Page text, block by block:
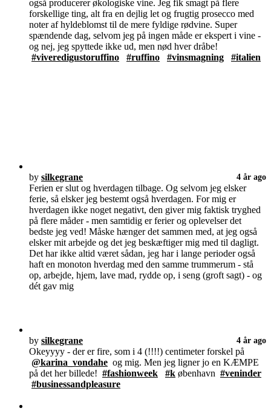
også producerer økologiske vine. Jeg fik smagt på flere
forskellige ting, alt fra en dejlig let og frugtig prosecco med
noter af hyldeblomst til de mere fyldige rødvine. Super
spændende dag, selvom jeg på ingen måde er ekspert i vine -
og nej, jeg spyttede ikke ud, men nød hver dråbe!
#viveredigustoruffino
#ruffino #vinsmagning #italien
by silkegrane 4 år ago
Ferien er slut og hverdagen tilbage. Og selvom jeg elsker
ferie, så elsker jeg bestemt også hverdagen. For mig er
hverdagen ikke noget negativt, den giver mig faktisk tryghed
på flere måder - men samtidig er ferier og oplevelser det
bedste jeg ved! Måske hænger det sammen med, at jeg også
elsker mit arbejde og det jeg beskæftiger mig med til dagligt.
Det har ikke altid været sådan, jeg har i lange perioder også
haft en monoton hverdag med den samme trummerum - stå
op, arbejde, hjem, lave mad, rydde op, i seng (groft sagt) - og
dét gav mig
by silkegrane 4 år ago
Okeyyyy - der er fire, som i 4 (!!!!) centimeter forskel på
@karina_vondahe og mig. Men jeg ligner jo en KÆMPE
på det her billede! #fashionweek #k øbenhavn #veninder
#businessandpleasure